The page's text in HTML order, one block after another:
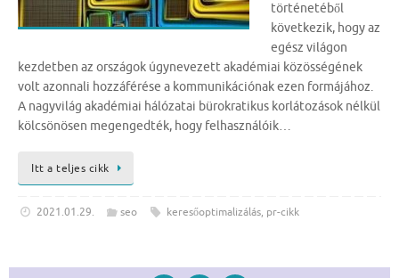
történetéből
következik, hogy az
egész világon
kezdetben az országok úgynevezett akadémiai közösségének
volt azonnali hozzáférése a kommunikációnak ezen formájához.
A nagyvilág akadémiai hálózatai bürokratikus korlátozások nélkül
kölcsönösen megengedték, hogy felhasználóik…
Itt a teljes cikk
2021.01.29. seo keresőoptimalizálás, pr-cikk